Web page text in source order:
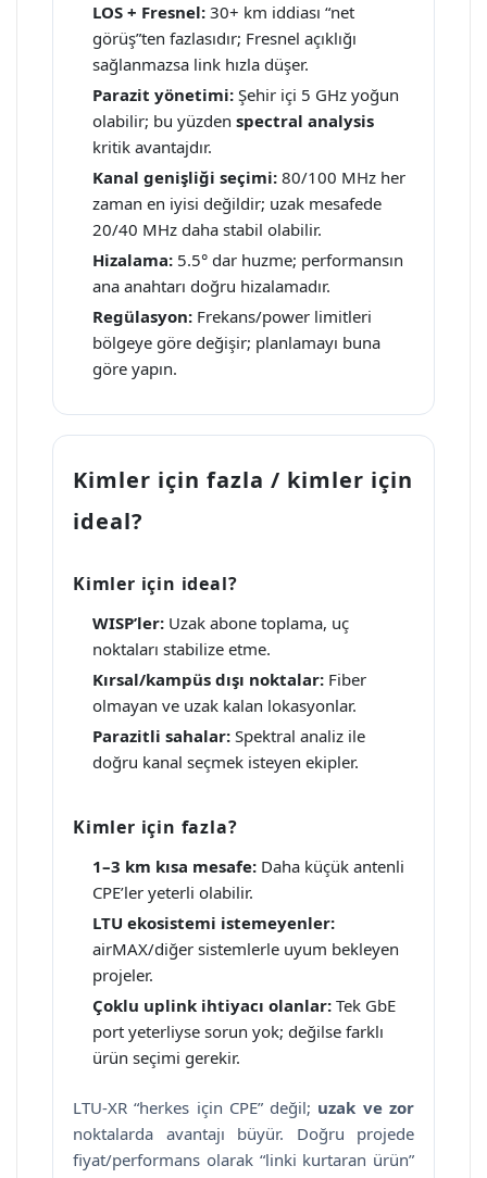
LOS + Fresnel: 30+ km iddiası “net
görüş”ten fazlasıdır; Fresnel açıklığı
sağlanmazsa link hızla düşer.
Parazit yönetimi: Şehir içi 5 GHz yoğun
olabilir; bu yüzden spectral analysis
kritik avantajdır.
Kanal genişliği seçimi: 80/100 MHz her
zaman en iyisi değildir; uzak mesafede
20/40 MHz daha stabil olabilir.
Hizalama: 5.5° dar huzme; performansın
ana anahtarı doğru hizalamadır.
Regülasyon: Frekans/power limitleri
bölgeye göre değişir; planlamayı buna
göre yapın.
Kimler için fazla / kimler için
ideal?
Kimler için ideal?
WISP’ler: Uzak abone toplama, uç
noktaları stabilize etme.
Kırsal/kampüs dışı noktalar: Fiber
olmayan ve uzak kalan lokasyonlar.
Parazitli sahalar: Spektral analiz ile
doğru kanal seçmek isteyen ekipler.
Kimler için fazla?
1–3 km kısa mesafe: Daha küçük antenli
CPE’ler yeterli olabilir.
LTU ekosistemi istemeyenler:
airMAX/diğer sistemlerle uyum bekleyen
projeler.
Çoklu uplink ihtiyacı olanlar: Tek GbE
port yeterliyse sorun yok; değilse farklı
ürün seçimi gerekir.
LTU-XR “herkes için CPE” değil; uzak ve zor
noktalarda avantajı büyür. Doğru projede
fiyat/performans olarak “linki kurtaran ürün”